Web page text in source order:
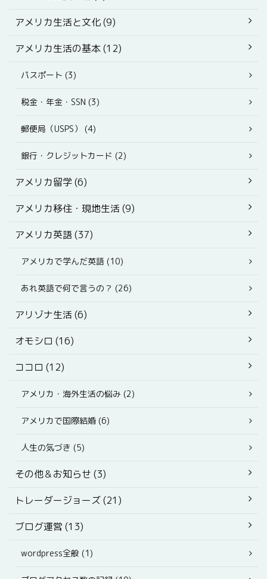
アメリカ生活と文化 (9)
アメリカ生活の基本 (12)
パスポート (3)
税金・年金・SSN (3)
郵便局（USPS） (4)
銀行・クレジットカード (2)
アメリカ留学 (6)
アメリカ移住・現地生活 (9)
アメリカ英語 (37)
アメリカで学んだ英語 (10)
あれ英語で何で言うの？ (26)
アリゾナ生活 (6)
オモシロ (16)
ココロ (12)
アメリカ・海外生活の悩み (2)
アメリカで国際結婚 (6)
人生の気づき (5)
その他＆お知らせ (3)
トレーダージョーズ (21)
ブログ運営 (13)
wordpress全般 (1)